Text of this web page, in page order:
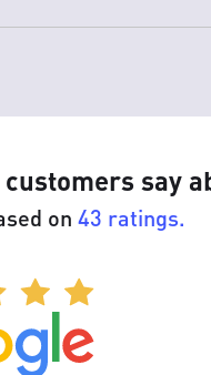
say
on 43 ratings.